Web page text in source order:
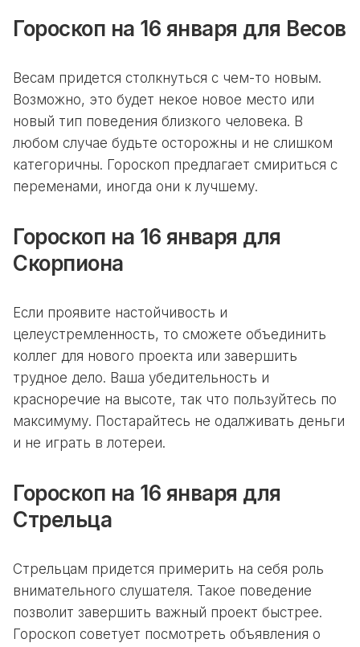
Гороскоп на 16 января для Весов
Весам придется столкнуться с чем-то новым.
Возможно, это будет некое новое место или
новый тип поведения близкого человека. В
любом случае будьте осторожны и не слишком
категоричны. Гороскоп предлагает смириться с
переменами, иногда они к лучшему.
Гороскоп на 16 января для
Скорпиона
Если проявите настойчивость и
целеустремленность, то сможете объединить
коллег для нового проекта или завершить
трудное дело. Ваша убедительность и
красноречие на высоте, так что пользуйтесь по
максимуму. Постарайтесь не одалживать деньги
и не играть в лотереи.
Гороскоп на 16 января для
Стрельца
Стрельцам придется примерить на себя роль
внимательного слушателя. Такое поведение
позволит завершить важный проект быстрее.
Гороскоп советует посмотреть объявления о